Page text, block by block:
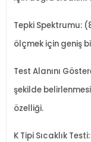
Tepki Spektrumu:
ölçmek için geniş
Test Alanını
şekilde
özelliği.
K Tipi Sıcaklık